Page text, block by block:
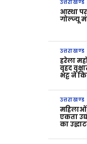
उत्तराखण्ड
आस्था
गोल्ज्यू
उत्तराखण्ड
हरेला
वृहद
भट्ट ने
उत्तराखण्ड
महिलाओं
एकता
का